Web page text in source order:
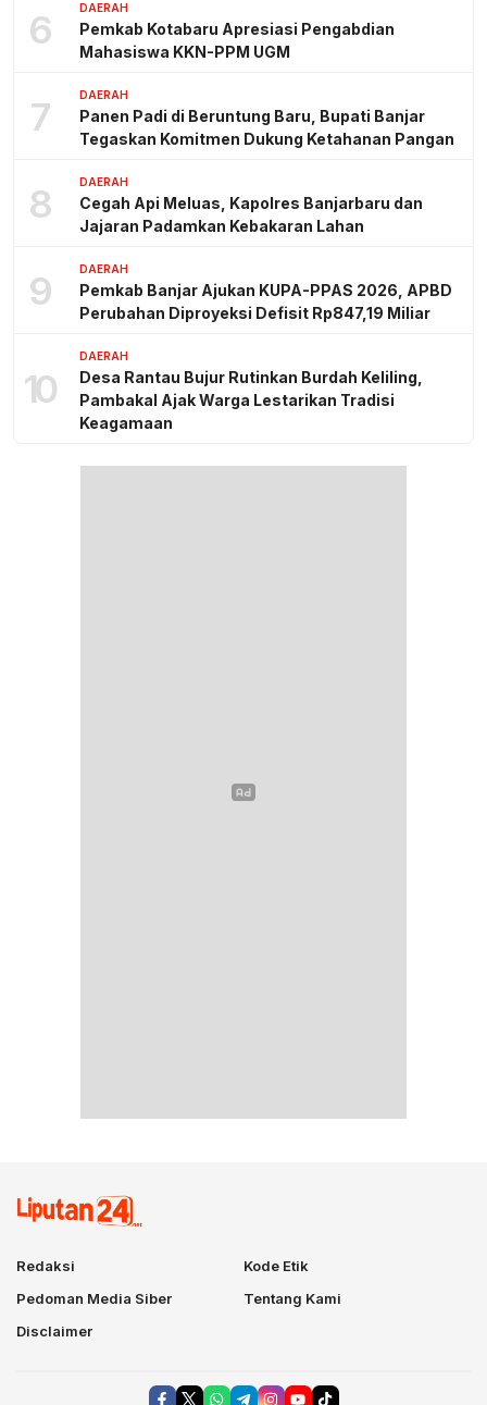
6 DAERAH
Pemkab Kotabaru Apresiasi Pengabdian
Mahasiswa KKN-PPM UGM
7 DAERAH
Panen Padi di Beruntung Baru, Bupati Banjar
Tegaskan Komitmen Dukung Ketahanan Pangan
8 DAERAH
Cegah Api Meluas, Kapolres Banjarbaru dan
Jajaran Padamkan Kebakaran Lahan
9 DAERAH
Pemkab Banjar Ajukan KUPA-PPAS 2026, APBD
Perubahan Diproyeksi Defisit Rp847,19 Miliar
10
DAERAH
Desa Rantau Bujur Rutinkan Burdah Keliling,
Pambakal Ajak Warga Lestarikan Tradisi
Keagamaan
Redaksi
Kode Etik
Pedoman Media Siber
Tentang Kami
Disclaimer